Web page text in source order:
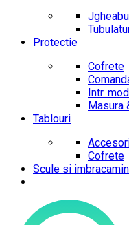
Protectie
Cofrete
Intr.
Masura
Tablouri
Cofrete
Scule si